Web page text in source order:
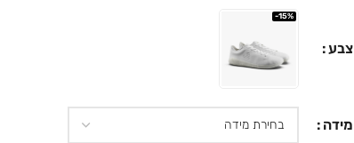
צבע
-15%
מידה